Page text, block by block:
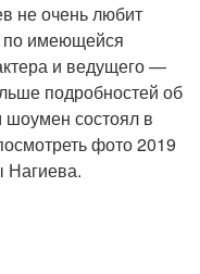
не очень любит
по имеющейся
и ведущего —
подробностей об
шоумен состоял в
фото 2019
Нагиева.